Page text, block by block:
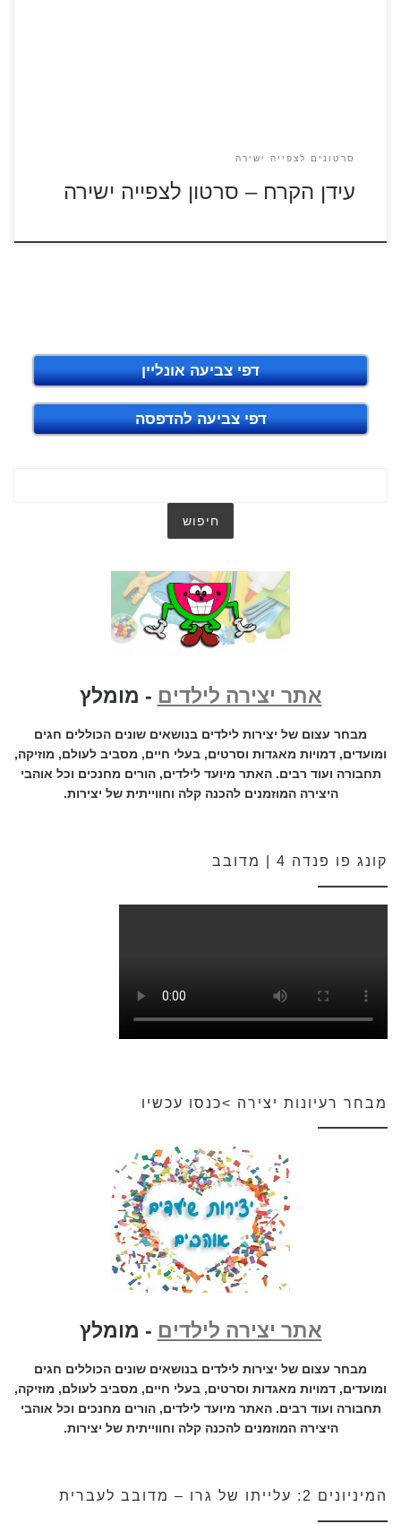
סרטונים לצפייה ישירה
עידן הקרח – סרטון לצפייה ישירה
דפי צביעה אונליין
דפי צביעה להדפסה
אתר יצירה לילדים - מומלץ
מבחר עצום של יצירות לילדים בנושאים שונים הכוללים חגים
ומועדים, דמויות מאגדות וסרטים, בעלי חיים, מסביב לעולם, מוזיקה,
תחבורה ועוד רבים. האתר מיועד לילדים, הורים מחנכים וכל אוהבי
היצירה המוזמנים להכנה קלה וחווייתית של יצירות.
קונג פו פנדה 4 | מדובב
מבחר רעיונות יצירה >כנסו עכשיו
אתר יצירה לילדים - מומלץ
מבחר עצום של יצירות לילדים בנושאים שונים הכוללים חגים
ומועדים, דמויות מאגדות וסרטים, בעלי חיים, מסביב לעולם, מוזיקה,
תחבורה ועוד רבים. האתר מיועד לילדים, הורים מחנכים וכל אוהבי
היצירה המוזמנים להכנה קלה וחווייתית של יצירות.
המיניונים 2: עלייתו של גרו – מדובב לעברית